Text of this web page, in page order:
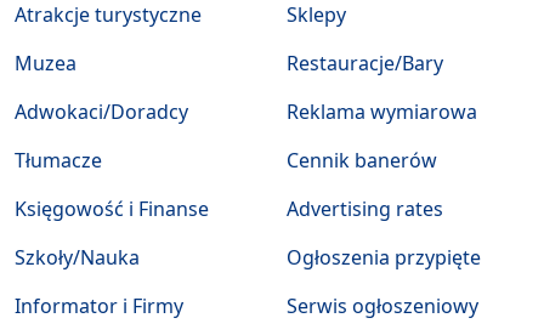
Atrakcje turystyczne
Muzea
Sklepy
Restauracje/Bary
Adwokaci/Doradcy
Tłumacze
Księgowość i Finanse
Szkoły/Nauka
Informator i Firmy
Reklama wymiarowa
Cennik banerów
Advertising rates
Ogłoszenia przypięte
Serwis ogłoszeniowy